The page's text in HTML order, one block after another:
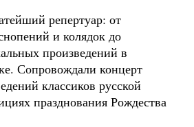
репертуар: от
и колядок до
произведений в
Сопровождали концерт
классиков русской
празднования Рождества